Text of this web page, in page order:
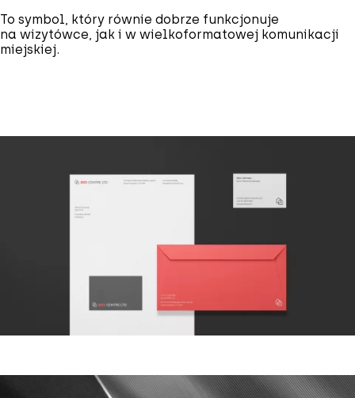
To symbol, który równie dobrze funkcjonuje
na wizytówce, jak i w wielkoformatowej komunikacji
miejskiej.